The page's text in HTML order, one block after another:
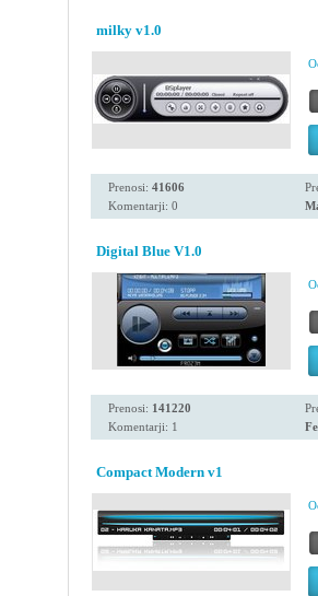
milky v1.0
Prenosi: 41606
Komentarji: 0
Digital Blue V1.0
Prenosi: 141220
Komentarji: 1
Compact Modern v1